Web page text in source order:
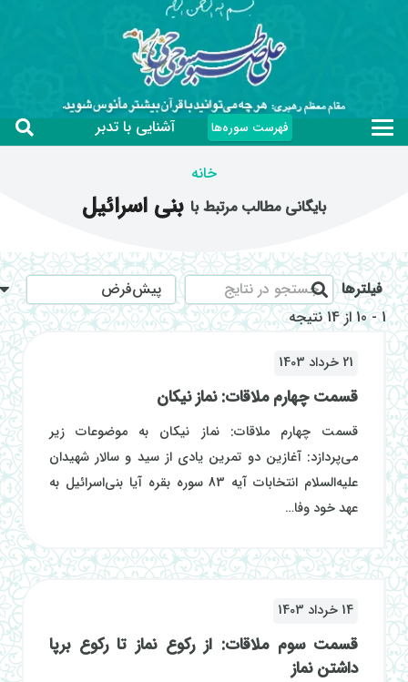
فهرست سوره‌ها آشنایی با تدبر
خانه
بایگانی مطالب مرتبط با بنی اسرائیل
فیلترها
1
-
10از14نتیجه
21 خرداد 1403
قسمت چهارم ملاقات: نماز نیکان
قسمت چهارم ملاقات: نماز نیکان به موضوعات زیر
می‌پردازد: آغازین دو تمرین یادی از سید و سالار شهیدان
علیه‌السلام انتخابات آیه 83 سوره بقره آیا بنی‌اسرائیل به
عهد خود وفا…
14 خرداد 1403
قسمت سوم ملاقات: از رکوع نماز تا رکوع برپا
داشتن نماز